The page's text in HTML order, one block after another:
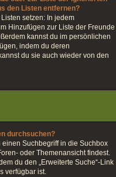
den Listen entfernen?
setzen: In jedem
Hinzufügen zur Liste der Freunde
kannst du im persönlichen
indem du deren
du sie auch wieder von den
durchsuchen?
Suchbegriff in die Suchbox
oder Themenansicht findest.
du den „Erweiterte Suche“-Link
verfügbar ist.